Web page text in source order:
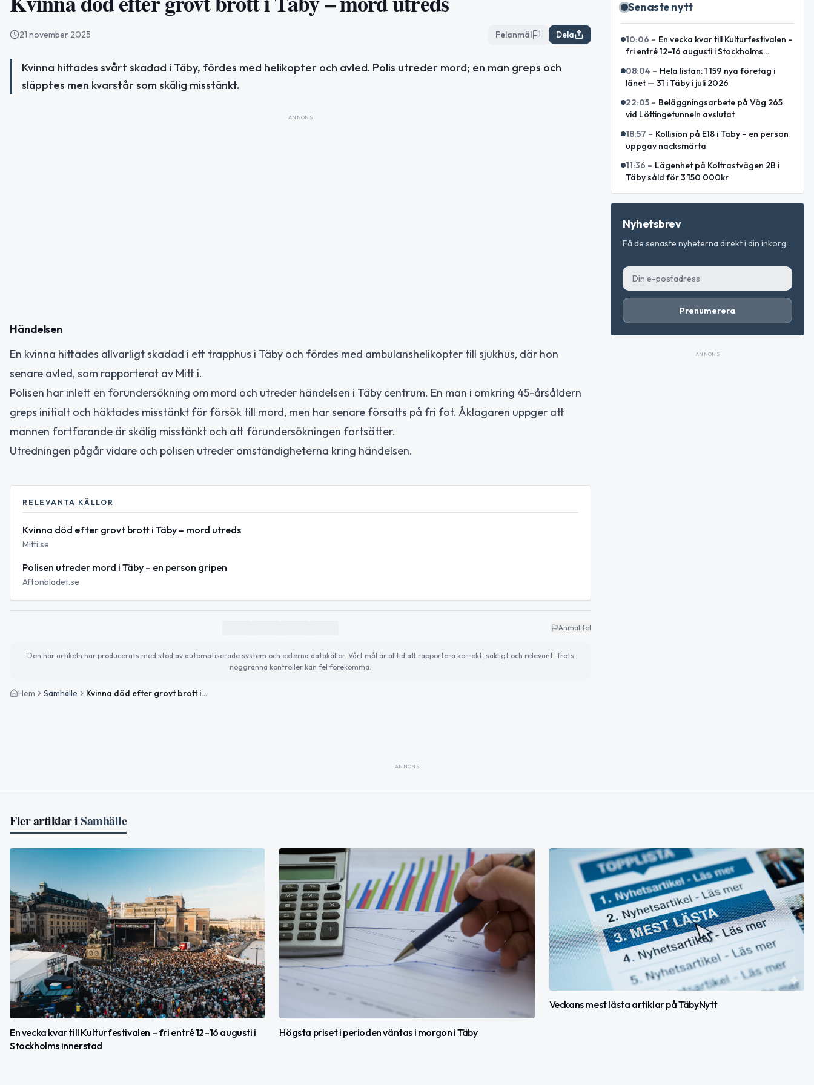
21 november 2025 Felanmäl Dela
Kvinna hittades svårt skadad i Täby, fördes med helikopter och avled. Polis utreder mord; en man greps och
släpptes men kvarstår som skälig misstänkt.
ANNONS
Händelsen
En kvinna hittades allvarligt skadad i ett trapphus i Täby och fördes med ambulanshelikopter till sjukhus, där hon
senare avled, som rapporterat av Mitt i.
Polisen har inlett en förundersökning om mord och utreder händelsen i Täby centrum. En man i omkring 45-årsåldern
greps initialt och häktades misstänkt för försök till mord, men har senare försatts på fri fot. Åklagaren uppger att
mannen fortfarande är skälig misstänkt och att förundersökningen fortsätter.
Utredningen pågår vidare och polisen utreder omständigheterna kring händelsen.
RELEVANTA KÄLLOR
Kvinna död efter grovt brott i Täby – mord utreds
Mitti.se
Polisen utreder mord i Täby – en person gripen
Aftonbladet.se
Anmäl fel
Den här artikeln har producerats med stöd av automatiserade system och externa datakällor. Vårt mål är alltid att rapportera korrekt, sakligt och relevant. Trots
noggranna kontroller kan fel förekomma.
Hem Samhälle Kvinna död efter grovt brott i Täby – mord utreds
Senaste nytt
10:06 – En vecka kvar till Kulturfestivalen –
fri entré 12–16 augusti i Stockholms
08:04 – Hela listan: 1 159 nya företag i
länet — 31 i Täby i juli 2026
22:05 – Beläggningsarbete på Väg 265
vid Löttingetunneln avslutat
18:57 – Kollision på E18 i Täby – en person
uppgav nacksmärta
11:36 – Lägenhet på Koltrastvägen 2B i
Täby såld för 3 150 000kr
Nyhetsbrev
Få de senaste nyheterna direkt i din inkorg.
Prenumerera
ANNONS
ANNONS
Fler artiklar iSamhälle
En vecka kvar till Kulturfestivalen – fri entré 12–16 augusti i
Stockholms innerstad
Högsta priset i perioden väntas i morgon i Täby
Veckans mest lästa artiklar på TäbyNytt